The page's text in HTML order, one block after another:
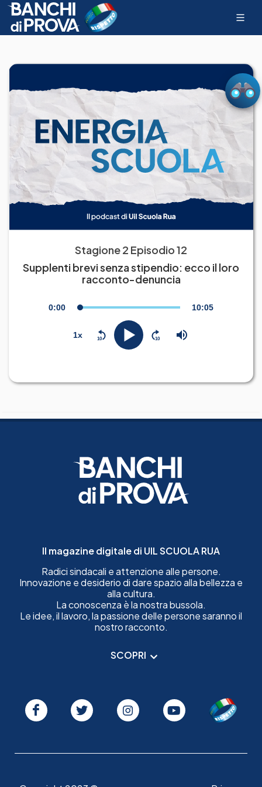
Stagione 2 Episodio 12
Supplenti brevi senza stipendio: ecco il loro
racconto-denuncia
Il magazine digitale di UIL SCUOLA RUA
Radici sindacali e attenzione alle persone.
Innovazione e desiderio di dare spazio alla bellezza e
alla cultura.
La conoscenza è la nostra bussola.
Le idee, il lavoro, la passione delle persone saranno il
nostro racconto.
SCOPRI